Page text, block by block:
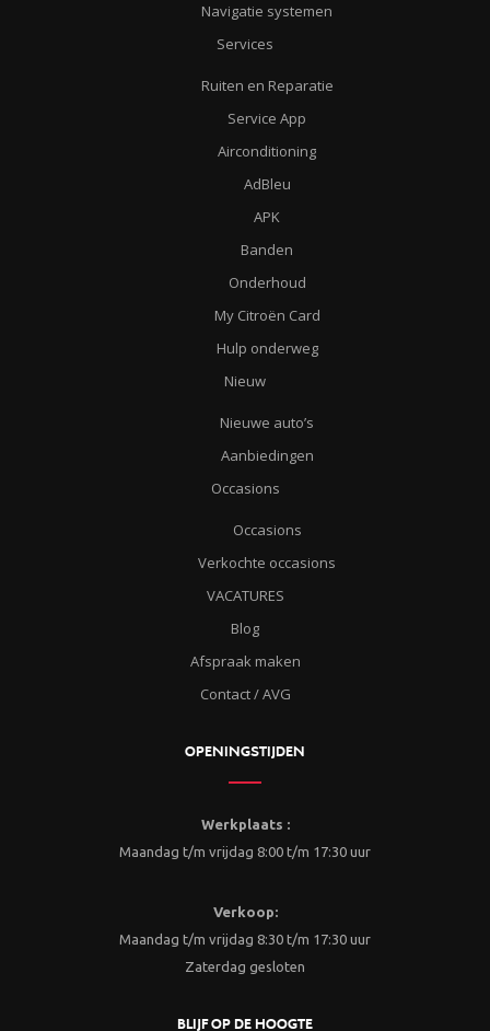
Navigatie systemen
Services
Ruiten en Reparatie
Service App
Airconditioning
AdBleu
APK
Banden
Onderhoud
My Citroën Card
Hulp onderweg
Nieuw
Nieuwe auto’s
Aanbiedingen
Occasions
Occasions
Verkochte occasions
VACATURES
Blog
Afspraak maken
Contact / AVG
OPENINGSTIJDEN
Werkplaats :
Maandag t/m vrijdag 8:00 t/m 17:30 uur
Verkoop:
Maandag t/m vrijdag 8:30 t/m 17:30 uur
Zaterdag gesloten
BLIJF OP DE HOOGTE